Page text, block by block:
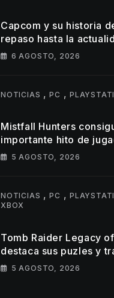
Capcom y su historia
repaso hasta la
6 AGOSTO, 2026
NOTICIAS ,PC ,
Mistfall Hunters
importante hito de
simultáneos
5 AGOSTO, 2026
NOTICIAS ,PC ,
XBOX
Tomb Raider Legacy
destaca sus puzles y
5 AGOSTO, 2026